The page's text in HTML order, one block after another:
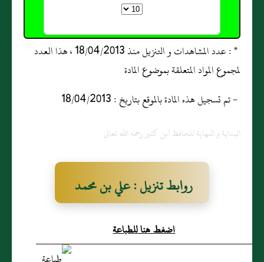
* : عدد المشاهدات و التنزيل منذ 18/04/2013 ، هذا العدد
لمجموع المواد المتعلقة بموضوع المادة
- تم تسجيل هذه المادة بالموقع بتاريخ : 18/04/2013
البداية و النهاية للحافظ ابن كثير رحمه الله تعالى
روابط تنزيل : علي بن محمد
اضغط هنا للطباعة